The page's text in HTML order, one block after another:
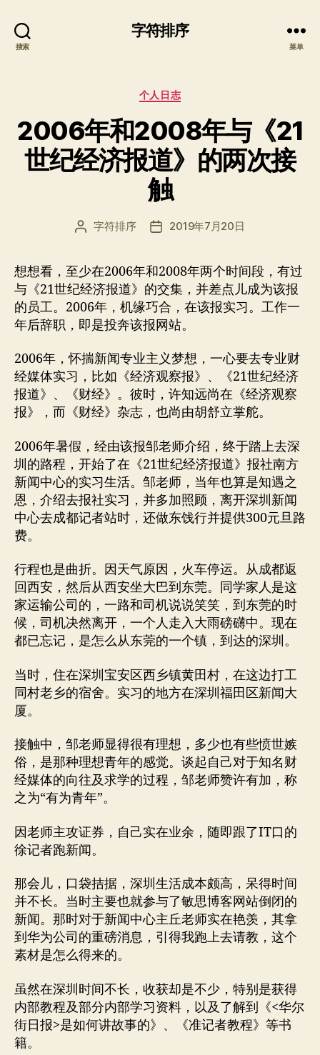
搜索
字符排序
菜单
分
个人日志
2006年和2008年与《21
世纪经济报道》的两次接
触
文
者
字符排序
发
期
2019年7月20日
想想看，至少在2006年和2008年两个时间段，有过
与《21世纪经济报道》的交集，并差点儿成为该报
的员工。2006年，机缘巧合，在该报实习。工作一
年后辞职，即是投奔该报网站。
2006年，怀揣新闻专业主义梦想，一心要去专业财
经媒体实习，比如《经济观察报》、《21世纪经济
报道》、《财经》。彼时，许知远尚在《经济观察
报》，而《财经》杂志，也尚由胡舒立掌舵。
2006年暑假，经由该报邹老师介绍，终于踏上去深
圳的路程，开始了在《21世纪经济报道》报社南方
新闻中心的实习生活。邹老师，当年也算是知遇之
恩，介绍去报社实习，并多加照顾，离开深圳新闻
中心去成都记者站时，还做东饯行并提供300元旦路
费。
行程也是曲折。因天气原因，火车停运。从成都返
回西安，然后从西安坐大巴到东莞。同学家人是这
家运输公司的，一路和司机说说笑笑，到东莞的时
候，司机决然离开，一个人走入大雨磅礴中。现在
都已忘记，是怎么从东莞的一个镇，到达的深圳。
当时，住在深圳宝安区西乡镇黄田村，在这边打工
同村老乡的宿舍。实习的地方在深圳福田区新闻大
厦。
接触中，邹老师显得很有理想，多少也有些愤世嫉
俗，是那种理想青年的感觉。谈起自己对于知名财
经媒体的向往及求学的过程，邹老师赞许有加，称
之为“有为青年”。
因老师主攻证券，自己实在业余，随即跟了IT口的
徐记者跑新闻。
那会儿，口袋拮据，深圳生活成本颇高，呆得时间
并不长。当时主要也就参与了敏思博客网站倒闭的
新闻。那时对于新闻中心主丘老师实在艳羡，其拿
到华为公司的重磅消息，引得我跑上去请教，这个
素材是怎么得来的。
虽然在深圳时间不长，收获却是不少，特别是获得
内部教程及部分内部学习资料，以及了解到《<华尔
街日报>是如何讲故事的》、《准记者教程》等书
籍。